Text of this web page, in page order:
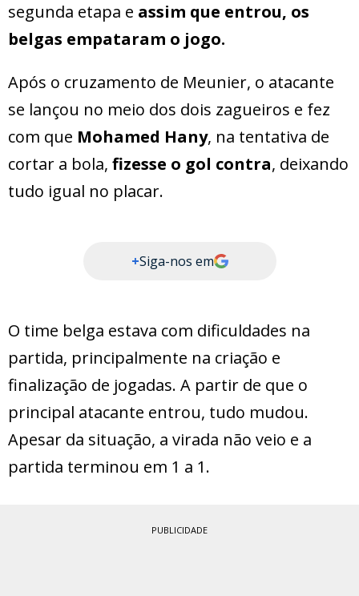
segunda etapa e assim que entrou, os
belgas empataram o jogo.
Após o cruzamento de Meunier, o atacante
se lançou no meio dos dois zagueiros e fez
com que Mohamed Hany, na tentativa de
cortar a bola, fizesse o gol contra, deixando
tudo igual no placar.
+Siga-nos em
O time belga estava com dificuldades na
partida, principalmente na criação e
finalização de jogadas. A partir de que o
principal atacante entrou, tudo mudou.
Apesar da situação, a virada não veio e a
partida terminou em 1 a 1.
PUBLICIDADE